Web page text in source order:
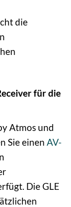
die
für die
Atmos und
Sie einen AV-
Die GLE